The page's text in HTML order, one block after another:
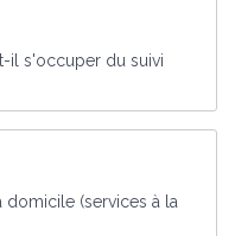
il s'occuper du suivi
domicile (services à la